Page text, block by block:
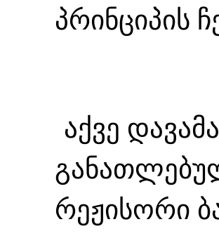
პრინციპის
აქვე
რეჟისორი